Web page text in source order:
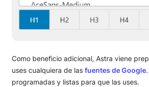
Como beneficio adicional, Astra viene
uses cualquiera de las fuentes de Google
programadas y listas para que las uses.